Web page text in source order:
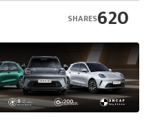
620
SHARES